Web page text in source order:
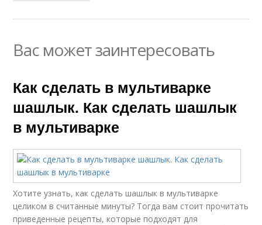
Вас может заинтересовать
Как сделать в мультиварке
шашлык. Как сделать шашлык
в мультиварке
Хотите узнать, как сделать шашлык в мультиварке
целиком в считанные минуты? Тогда вам стоит прочитать
приведенные рецепты, которые подходят для